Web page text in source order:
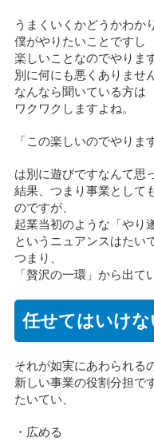
うまくいくかどうかわか
僕がやりたいことですし
楽しいことなのでやりま
別に何にも悪くありませ
なんなら聞いている方は
ワクワクしますよね。
「この楽しいのでやりま
は別に遊びですなんて思
結果、つまり事業として
のですが、
起業当初のような「やり
というニュアンスはたい
つまり、
「贅沢の一環」から出て
任せてはいけな
それが如実にあわられる
新しい事業の役割分担で
たいてい、
・広める